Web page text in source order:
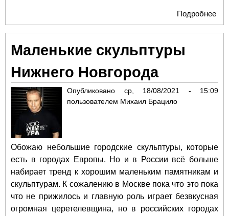
Подробнее
Маленькие скульптуры
Нижнего Новгорода
Опубликовано ср, 18/08/2021 - 15:09
пользователем Михаил Брацило
Обожаю небольшие городские скульптуры, которые
есть в городах Европы. Но и в России всё больше
набирает тренд к хорошим маленьким памятникам и
скульптурам. К сожалению в Москве пока что это пока
что не прижилось и главную роль играет безвкусная
огромная церетелевщина, но в российских городах